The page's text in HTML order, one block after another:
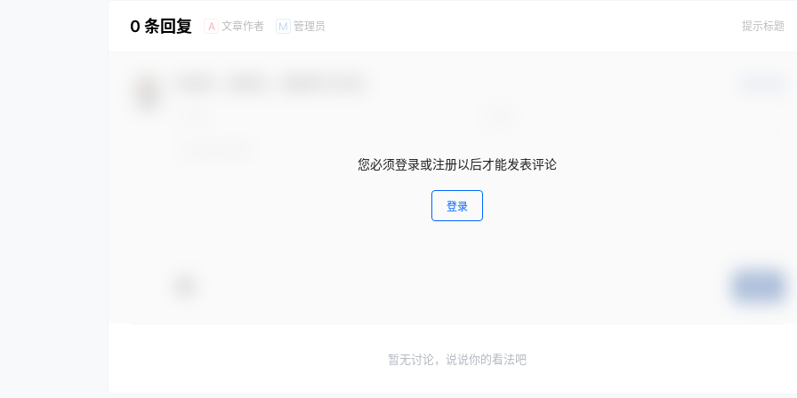
0 条回复 A 文章作者 M 管理员 提示标题
您必须登录或注册以后才能发表评论
登录
暂无讨论，说说你的看法吧